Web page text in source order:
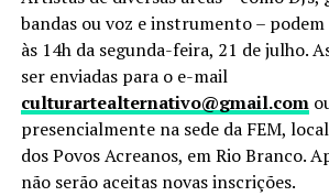
bandas ou voz e instrumento –
às 14h da segunda-feira, 21 de julho.
ser enviadas para o e-mail
culturartealternativo@gmail.com
presencialmente na sede da FEM,
dos Povos Acreanos, em Rio Branco.
não serão aceitas novas inscrições.